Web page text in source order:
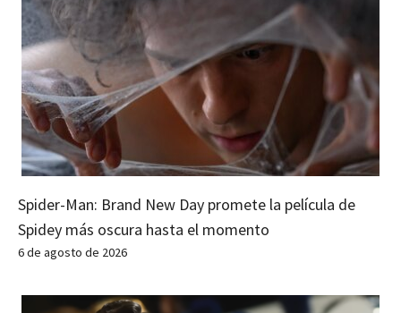
Spider-Man: Brand New Day promete la película de
Spidey más oscura hasta el momento
6 de agosto de 2026